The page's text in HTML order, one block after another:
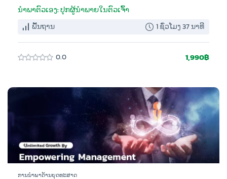
ນໍາພາຕົວເອງ: ປຸກຜູ້ນໍາພາຍໃນຕົວເຈົ້າ
ພື້ນຖານ 1 ຊົ່ວໂມງ 37 ນາທີ
0.0 1,990฿
ການນຳພາດ້ານຍຸດທະສາດ